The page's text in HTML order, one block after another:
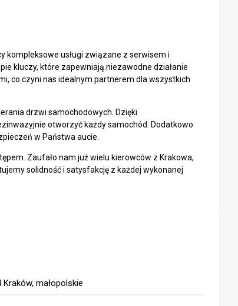
kompleksowe usługi związane z serwisem i
kluczy, które zapewniają niezawodne działanie
co czyni nas idealnym partnerem dla wszystkich
drzwi samochodowych. Dzięki
otworzyć każdy samochód. Dodatkowo
w Państwa aucie.
Zaufało nam już wielu kierowców z Krakowa,
solidność i satysfakcję z każdej wykonanej
małopolskie